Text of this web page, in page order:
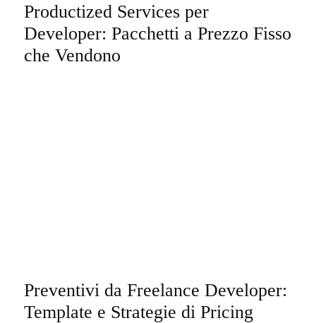
Productized Services per
Developer: Pacchetti a Prezzo Fisso
che Vendono
Preventivi da Freelance Developer:
Template e Strategie di Pricing